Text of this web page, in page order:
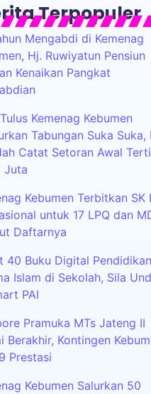
Terpopuler
Mengabdi di Kemenag
Hj. Ruwiyatun Pensiun
Kenaikan Pangkat
Kemenag Kebumen
Tabungan Suka Suka,
Catat Setoran Awal
Juta
Kebumen Terbitkan SK
untuk 17 LPQ dan
Daftarnya
40 Buku Digital Pendidikan
Islam di Sekolah, Sila
PAI
Pramuka MTs Jateng II
Berakhir, Kontingen
Prestasi
Kebumen Salurkan 50